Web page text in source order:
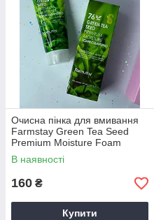
Очисна пінка для вмивання
Farmstay Green Tea Seed
Premium Moisture Foam
Cleansing 100 мл
В наявності
160 ₴
Купити